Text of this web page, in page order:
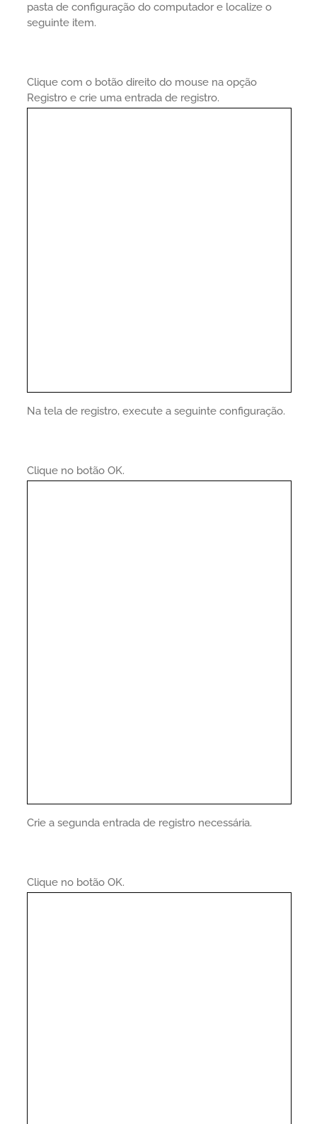
pasta de configuração do computador e localize o
seguinte item.
Clique com o botão direito do mouse na opção
Registro e crie uma entrada de registro.
Na tela de registro, execute a seguinte configuração.
Clique no botão OK.
Crie a segunda entrada de registro necessária.
Clique no botão OK.